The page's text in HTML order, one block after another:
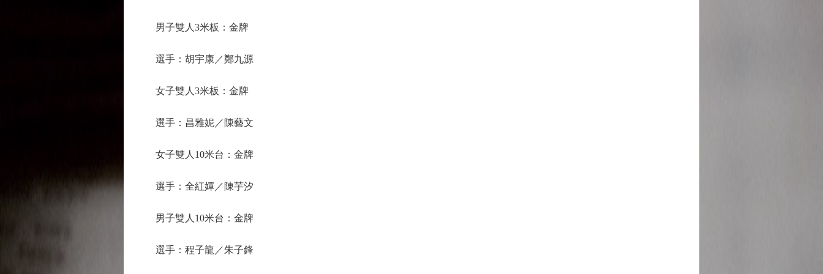
男子雙人3米板：金牌
選手：胡宇康／鄭九源
女子雙人3米板：金牌
選手：昌雅妮／陳藝文
女子雙人10米台：金牌
選手：全紅嬋／陳芋汐
男子雙人10米台：金牌
選手：程子龍／朱子鋒